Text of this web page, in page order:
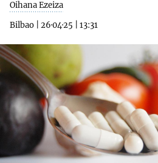
Oihana Ezeiza
Bilbao
26·04·25 13:31